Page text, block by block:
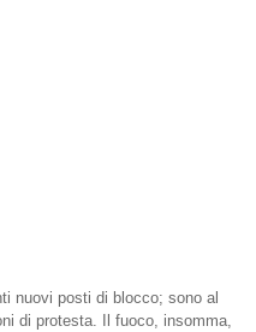
nuovi posti di blocco; sono al
di protesta. Il fuoco, insomma,